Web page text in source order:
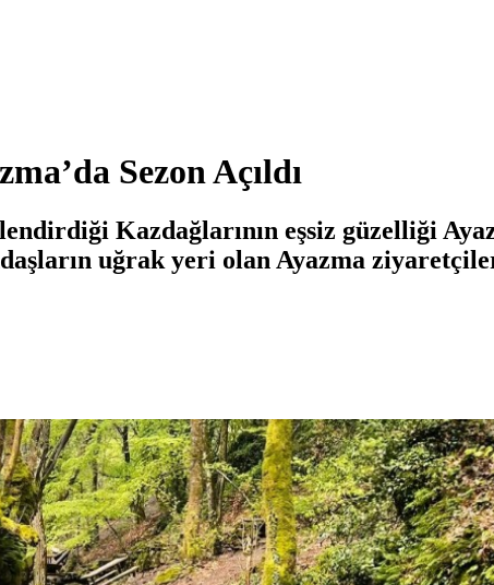
Sezon Açıldı
Kazdağlarının eşsiz güzelliği
uğrak yeri olan Ayazma